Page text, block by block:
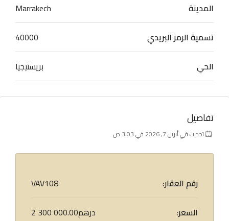
المدينة
Marrakech
تسمية الرمز البريدي
40000
الحي
بريستيجيا
تفاصيل
تحديث في أبريل 7, 2026 في 3:03 ص
رقم العقار:
VAV108
السعر:
2 300 000.00درهم